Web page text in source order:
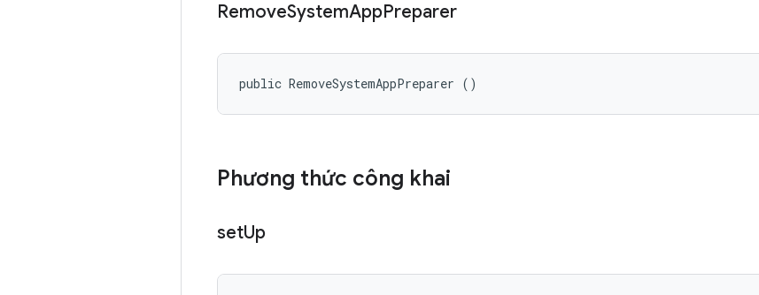
RemoveSystemAppPreparer
public RemoveSystemAppPreparer ()
Phương thức công khai
setUp